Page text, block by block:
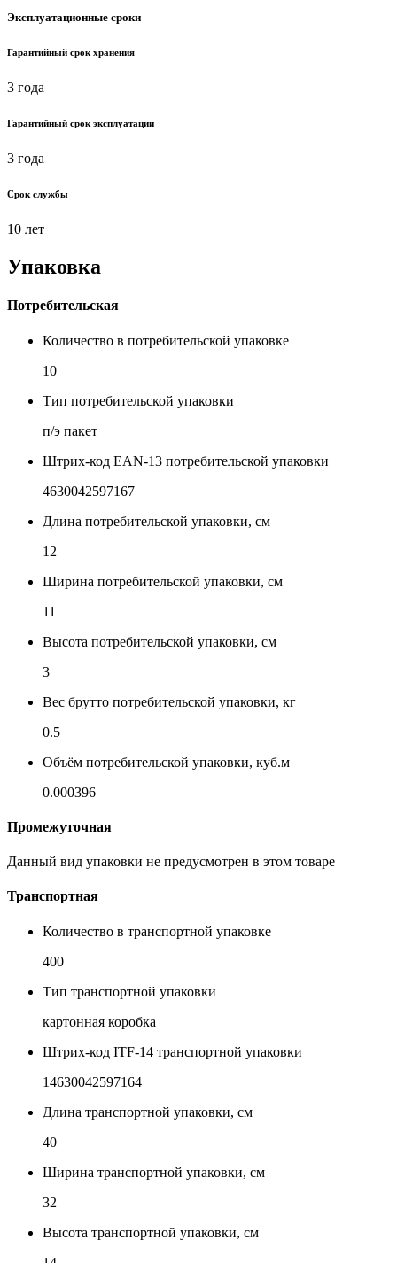
Эксплуатационные сроки
Гарантийный срок хранения
3 года
Гарантийный срок эксплуатации
3 года
Срок службы
10 лет
Упаковка
Потребительская
Количество в потребительской упаковке
10
Тип потребительской упаковки
п/э пакет
Штрих-код EAN-13 потребительской упаковки
4630042597167
Длина потребительской упаковки, см
12
Ширина потребительской упаковки, см
11
Высота потребительской упаковки, см
3
Вес брутто потребительской упаковки, кг
0.5
Объём потребительской упаковки, куб.м
0.000396
Промежуточная
Данный вид упаковки не предусмотрен в этом товаре
Транспортная
Количество в транспортной упаковке
400
Тип транспортной упаковки
картонная коробка
Штрих-код ITF-14 транспортной упаковки
14630042597164
Длина транспортной упаковки, см
40
Ширина транспортной упаковки, см
32
Высота транспортной упаковки, см